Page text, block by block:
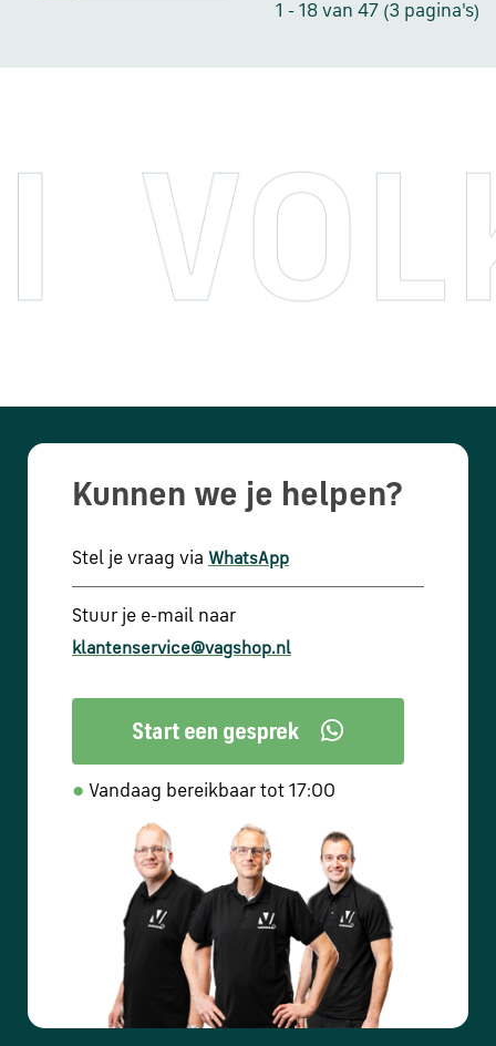
1 - 18 van 47 (3 pagina's)
Kunnen we je helpen?
Stel je vraag via WhatsApp
Stuur je e-mail naar
klantenservice@vagshop.nl
● Vandaag bereikbaar tot 17:00